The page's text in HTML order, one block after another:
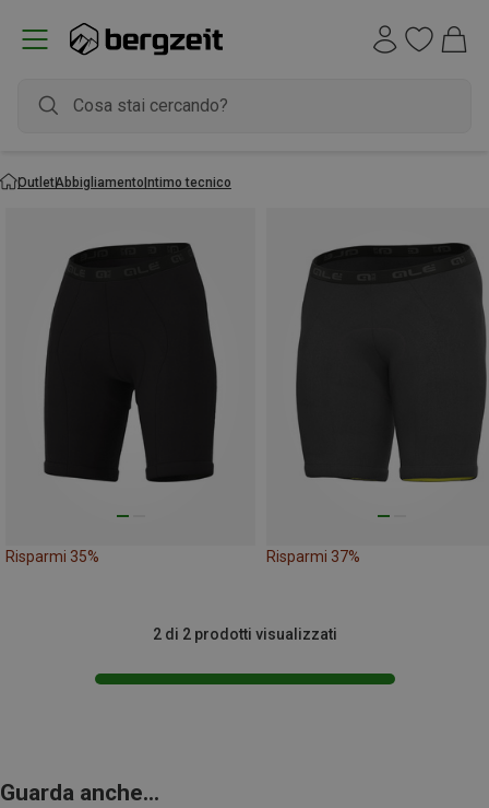
OutletAbbigliamentoIntimo tecnico
Risparmi 35% Risparmi 37%
2 di 2 prodotti visualizzati
Guarda anche...